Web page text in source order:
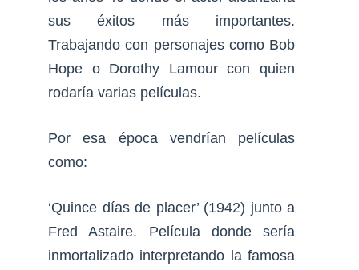
sus éxitos más importantes.
Trabajando con personajes como Bob
Hope o Dorothy Lamour con quien
rodaría varias películas.
Por esa época vendrían películas
como:
‘Quince días de placer’ (1942) junto a
Fred Astaire. Película donde sería
inmortalizado interpretando la famosa